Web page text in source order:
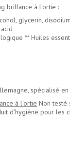
brillance à l'ortie :
glycerin,
** Huiles
spécialisé
à l'ortie Non testé
d'hygiène pour les